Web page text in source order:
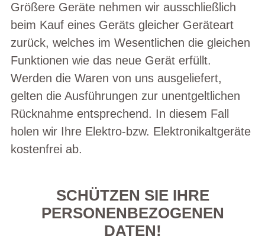
Größere Geräte nehmen wir ausschließlich
beim Kauf eines Geräts gleicher Geräteart
zurück, welches im Wesentlichen die gleichen
Funktionen wie das neue Gerät erfüllt.
Werden die Waren von uns ausgeliefert,
gelten die Ausführungen zur unentgeltlichen
Rücknahme entsprechend. In diesem Fall
holen wir Ihre Elektro-bzw. Elektronikaltgeräte
kostenfrei ab.
SCHÜTZEN SIE IHRE
PERSONENBEZOGENEN
DATEN!